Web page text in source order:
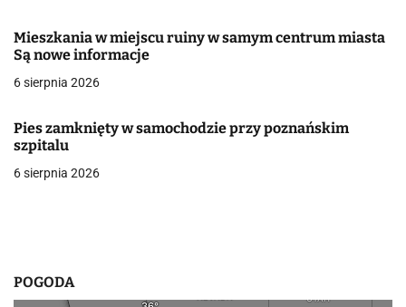
w
p
i
s
Mieszkania w miejscu ruiny w samym centrum miasta
Są nowe informacje
6 sierpnia 2026
Pies zamknięty w samochodzie przy poznańskim
szpitalu
6 sierpnia 2026
POGODA